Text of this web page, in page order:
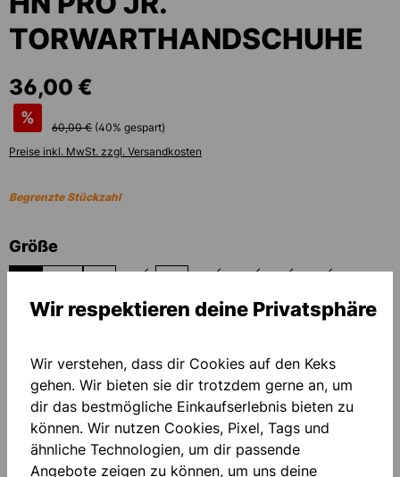
TORWARTHANDSCHUHE
36,00 €
%
60,00 € (40% gespart)
Preise inkl. MwSt. zzgl. Versandkosten
Begrenzte Stückzahl
Größeauswählen
PERSONALISIERUNG HINZUFÜGEN
Grundpreis
Wir respektieren deine Privatsphäre
Wir verstehen, dass dir Cookies auf den Keks
gehen. Wir bieten sie dir trotzdem gerne an, um
dir das bestmögliche Einkaufserlebnis bieten zu
können. Wir nutzen Cookies, Pixel, Tags und
ähnliche Technologien, um dir passende
Angebote zeigen zu können, um uns deine